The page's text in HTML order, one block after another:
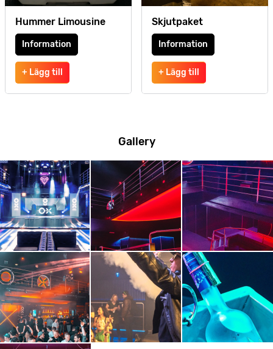
Hummer Limousine
Information
+ Lägg till
Skjutpaket
Information
+ Lägg till
Gallery